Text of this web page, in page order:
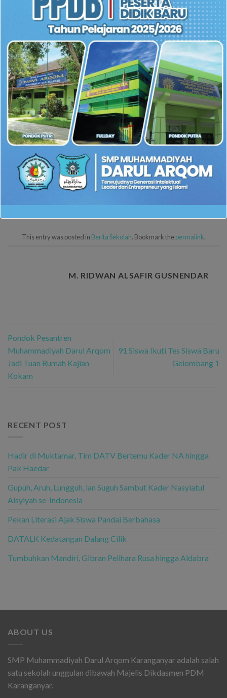
Nadia yang sangat piawai memandu acara membuat obrolan
sangat informatif. Obrolan bahkan mulai membicarakan tips
sehat di bulan Ramadhan. Take video selesai tepat beberapa
menit sebelum adzan Ashar dikumandangkan.
Acara ditutup dengan pemberian kenang-kenangan dari SMP
Muhammadiyah Darul Arqom Karanganyar kepada Dinas
Kesehatan Karanganyar. Ibu Kusmawati mengaku sangat
senang mendapat kunjungan dari tim DAtv dan berharap
kunjungan ini bukan kunjungan yang pertama dan terakhir.
“Semoga setelah ini terjadi kerjasama yang baik ya, dan main
ke sini lagi,” kata beliau di akhir obrolan.
This entry was posted in Berita Sekolah. Bookmark the permalink.
M. RIDWAN ALSAFIR GUSNENDAR
Pondok Pesantren
Muhammadiyah Darul Arqom
Jadi Tuan Rumah Kajian
Kokam
91 Siswa Ikuti Tes Siswa Baru
Gelombang 1
RECENT POST
Hadir di Muktamar, Tim DATV Bertemu Kader NA hingga
Pak Haedar
Gupuh, Aruh, Lungguh, lan Suguh Sambut Kader Nasyiatul
Aisyiyah se-Indonesia
Pekan Literasi Ajak Siswa Pandai Berbahasa
DATALK Kedatangan Dalang Cilik
Tumbuhkan Mandiri, Gibran Pelihara Rusa hingga Aldabra
ABOUT US
SMP Muhammadiyah Darul Arqom Karanganyar adalah salah
satu sekolah unggulan dibawah Majelis Dikdasmen PDM
Karanganyar.